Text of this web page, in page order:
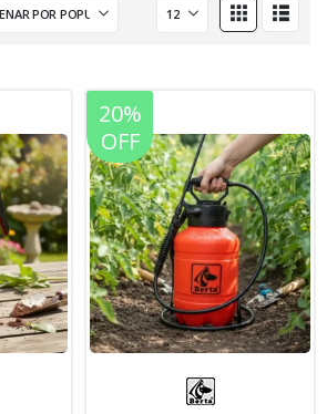
20%
OFF